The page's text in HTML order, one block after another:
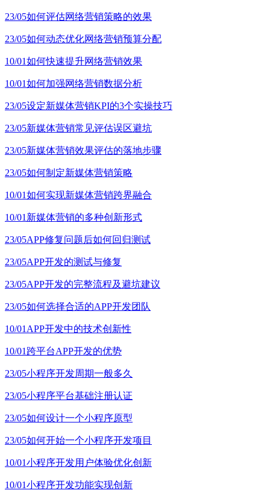
23/05如何评估网络营销策略的效果
23/05如何动态优化网络营销预算分配
10/01如何快速提升网络营销效果
10/01如何加强网络营销数据分析
23/05设定新媒体营销KPI的3个实操技巧
23/05新媒体营销常见评估误区避坑
23/05新媒体营销效果评估的落地步骤
23/05如何制定新媒体营销策略
10/01如何实现新媒体营销跨界融合
10/01 新媒体营销的多种创新形式
23/05APP修复问题后如何回归测试
23/05APP开发的测试与修复
23/05APP开发的完整流程及避坑建议
23/05如何选择合适的APP开发团队
10/01 APP开发中的技术创新性
10/01 跨平台APP开发的优势
23/05小程序开发周期一般多久
23/05小程序平台基础注册认证
23/05如何设计一个小程序原型
23/05如何开始一个小程序开发项目
10/01小程序开发用户体验优化创新
10/01小程序开发功能实现创新